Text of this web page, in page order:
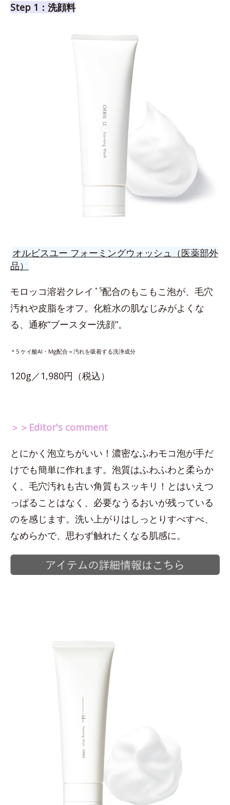
Step 1：洗顔料
オルビスユー フォーミングウォッシュ（医薬部外
品）
モロッコ溶岩クレイ ＊5配合のもこもこ泡が、毛穴
汚れや皮脂をオフ。化粧水の肌なじみがよくな
る、通称“ブースター洗顔”。
＊5 ケイ酸Al・Mg配合＝汚れを吸着する洗浄成分
120g／1,980円（税込）
＞＞Editor's comment
とにかく泡立ちがいい！濃密なふわモコ泡が手だ
けでも簡単に作れます。泡質はふわふわと柔らか
く、毛穴汚れも古い角質もスッキリ！とはいえつ
っぱることはなく、必要なうるおいが残っている
のを感じます。洗い上がりはしっとりすべすべ、
なめらかで、思わず触れたくなる肌感に。